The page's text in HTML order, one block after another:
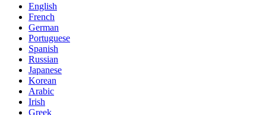
English
French
German
Portuguese
Spanish
Russian
Japanese
Korean
Arabic
Irish
Greek